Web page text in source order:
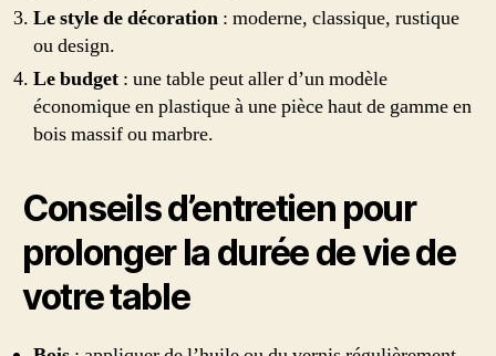
Le style de décoration : moderne, classique, rustique
ou design.
Le budget : une table peut aller d’un modèle
économique en plastique à une pièce haut de gamme en
bois massif ou marbre.
Conseils d’entretien pour
prolonger la durée de vie de
votre table